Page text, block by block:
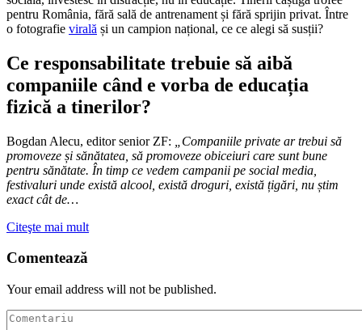
pentru România, fără sală de antrenament și fără sprijin privat. Între
o fotografie virală și un campion național, ce ce alegi să susții?
Ce responsabilitate trebuie să aibă
companiile când e vorba de educația
fizică a tinerilor?
Bogdan Alecu, editor senior ZF: „Companiile private ar trebui să
promoveze și sănătatea, să promoveze obiceiuri care sunt bune
pentru sănătate. În timp ce vedem campanii pe social media,
festivaluri unde există alcool, există droguri, există țigări, nu știm
exact cât de…
Citeşte mai mult
Comentează
Your email address will not be published.